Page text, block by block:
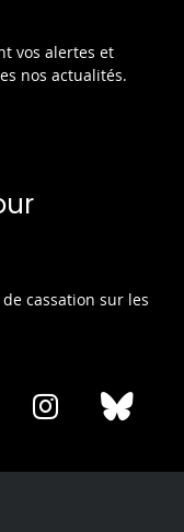
vos alertes et
nos actualités.
cassation sur les
Share
Share
Instagram